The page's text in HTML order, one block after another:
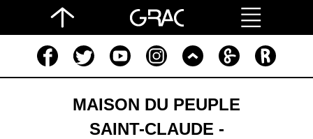
MAISON DU PEUPLE
SAINT-CLAUDE -